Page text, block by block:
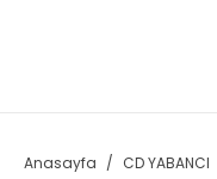
Anasayfa CD YABANCI